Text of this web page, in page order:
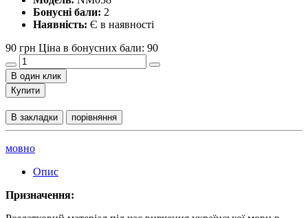
Бонусні бали: 2
Наявність: Є в наявності
90 грн Ціна в бонусних бали: 90
В один клик
Купити
В закладки порівняння
мовно
Опис
Призначення: